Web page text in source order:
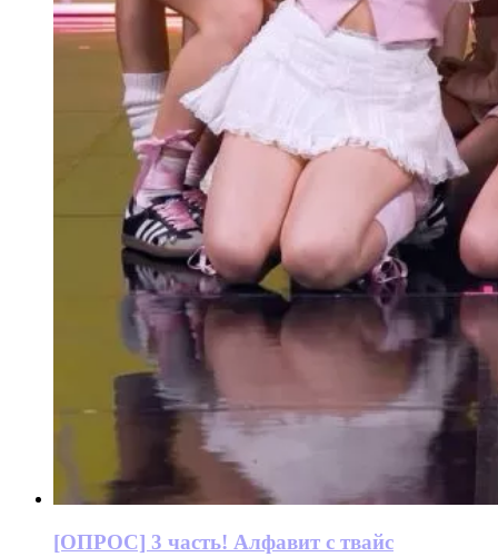
[ОПРОС] 3 часть! Алфавит с твайс